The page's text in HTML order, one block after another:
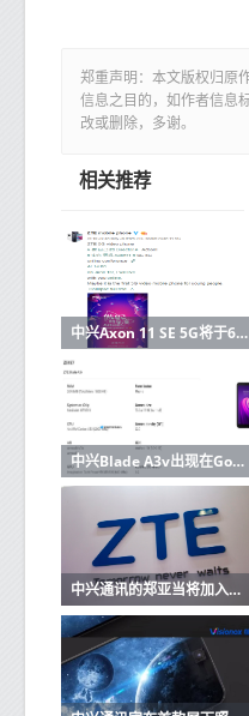
郑重声明：本文版权归原
信息之目的，如作者信息
改或删除，多谢。
相关推荐
中兴Axon 11 SE 5G将于6月1日发布
中兴Blade A3v出现在Google Play控制台上，揭示了关键规格
中兴通讯的郑亚当将加入小米，担任智能手机部门负责人